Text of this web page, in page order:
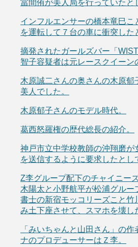
當間侑が美人局を行っていたと
インフルエンサーの橋本竜巳こ
を運転して７台の車に衝突した
摘発されたガールズバー「
智子容疑者は元レースクイーン
木原誠二さんの奥さんの木原郁
美人でした。
木原郁子さんのモデル時代。
葛西怒羅権の歴代総長の紹介。
神戸市立中学校教師の沖翔磨が
を送信するように要求したとし
Z李グループ配下のチャイニー
木陽太と小野航平が松浦グルー
書士の新宿モッコリーズこと竹
み土下座させて、スマホを壊し
「みいちゃんと山田さん」の
ナのプロデューサーはＺ李。